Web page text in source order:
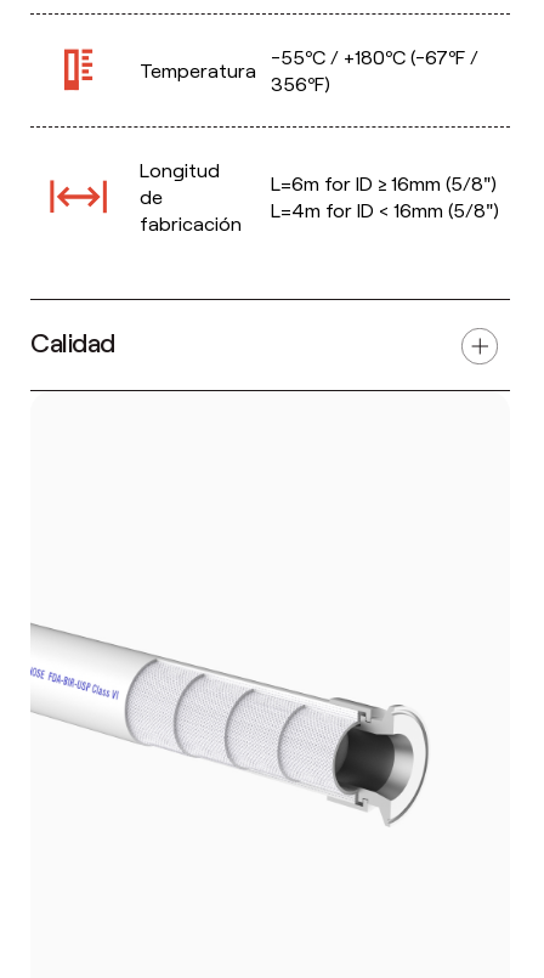
Temperatura
-55ºC / +180ºC (-67ºF /
356ºF)
Longitud
de
fabricación
L=6m for ID ≥ 16mm (5/8")
L=4m for ID < 16mm (5/8")
Calidad